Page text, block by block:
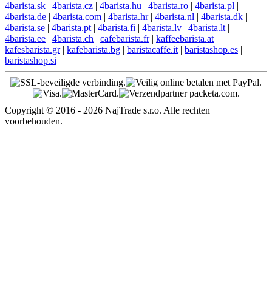
4barista.sk | 4barista.cz | 4barista.hu | 4barista.ro | 4barista.pl |
4barista.de | 4barista.com | 4barista.hr| 4barista.nl | 4barista.dk |
4barista.se | 4barista.pt | 4barista.fi | 4barista.lv | 4barista.lt |
4barista.ee | 4barista.ch | cafebarista.fr| kaffeebarista.at |
kafesbarista.gr| kafebarista.bg | baristacaffe.it | baristashop.es |
baristashop.si
Copyright © 2016 - 2026 NajTrade s.r.o. Alle rechten
voorbehouden.